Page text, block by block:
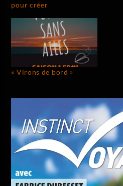
pour créer
« Virons de bord »